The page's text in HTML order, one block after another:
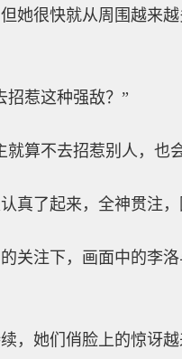
她很快就从周围越来
招惹这种强敌？”
就算不去招惹别人，也
真了起来，全神贯注
关注下，画面中的李
，她们俏脸上的惊讶